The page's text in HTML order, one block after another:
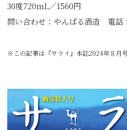
30度720ｍL／1560円
問い合わせ：やんばる酒造 電話
※この記事は『サライ』本誌2024年８月